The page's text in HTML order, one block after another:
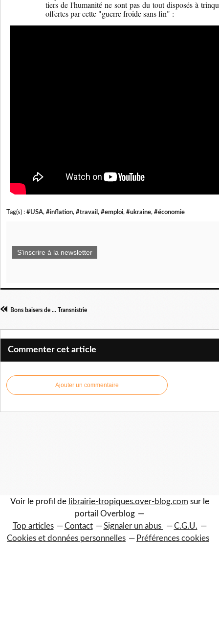
tiers de l'humanité ne sont pas du tout disposés à
offertes par cette "guerre froide sans fin" :
Tag(s) : #USA, #inflation, #travail , #emploi, #ukraine, #économie
S'inscrire à la newsletter
Bons baisers de ... Transnistrie
Commenter cet article
Ajouter un commentaire
Voir le profil de librairie-tropiques.over-blog.com sur le
portail Overblog
Top articles
Contact Signaler un abus
C.G.U.
Cookies et données personnelles
Préférences cookies